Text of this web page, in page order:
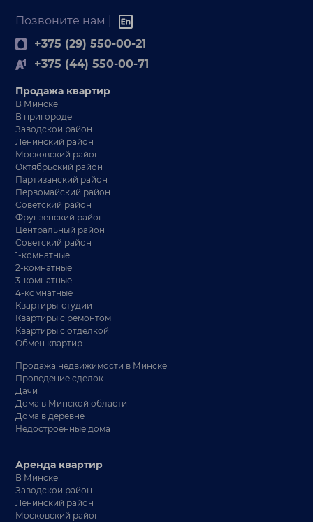
Позвоните нам |
+375 (29) 550-00-21
+375 (44) 550-00-71
Продажа квартир
В Минске
В пригороде
Заводской район
Ленинский район
Московский район
Октябрьский район
Партизанский район
Первомайский район
Советский район
Фрунзенский район
Центральный район
Советский район
1-комнатные
2-комнатные
3-комнатные
4-комнатные
Квартиры-студии
Квартиры с ремонтом
Квартиры с отделкой
Обмен квартир
Продажа недвижимости в Минске
Проведение сделок
Дачи
Дома в Минской области
Дома в деревне
Недостроенные дома
Аренда квартир
В Минске
Заводской район
Ленинский район
Московский район